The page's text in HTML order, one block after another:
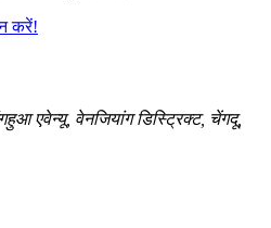
करें!
एवेन्यू, वेनजियांग डिस्ट्रिक्ट, चेंगदू,